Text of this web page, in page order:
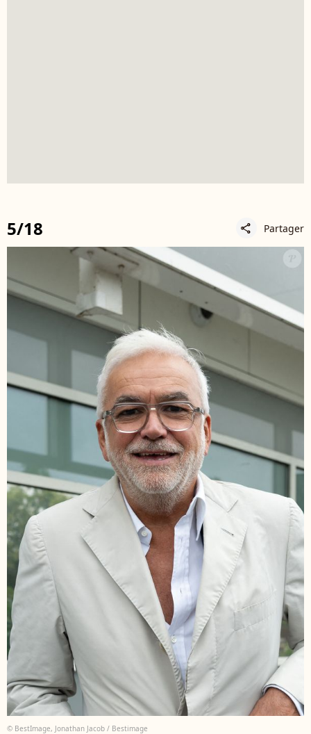
5/18 share Partager
© BestImage, Jonathan Jacob / Bestimage